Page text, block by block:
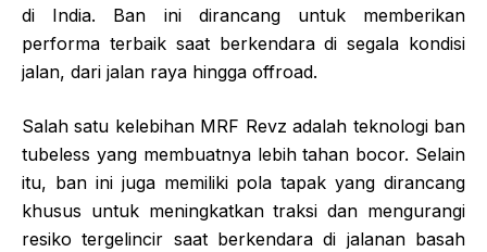
di India. Ban ini dirancang untuk memberikan
performa terbaik saat berkendara di segala kondisi
jalan, dari jalan raya hingga offroad.
Salah satu kelebihan MRF Revz adalah teknologi ban
tubeless yang membuatnya lebih tahan bocor. Selain
itu, ban ini juga memiliki pola tapak yang dirancang
khusus untuk meningkatkan traksi dan mengurangi
resiko tergelincir saat berkendara di jalanan basah